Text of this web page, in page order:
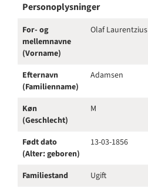
Personoplysninger
For- og
mellemnavne
(Vorname)
Olaf Laurentzius
Efternavn
(Familienname)
Adamsen
Køn
(Geschlecht)
M
Født dato
(Alter: geboren)
13-03-1856
Familiestand
Ugift